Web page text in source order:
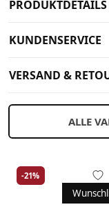
PRODUKTDETAILS
KUNDENSERVICE
VERSAND &
ALLE
-21%